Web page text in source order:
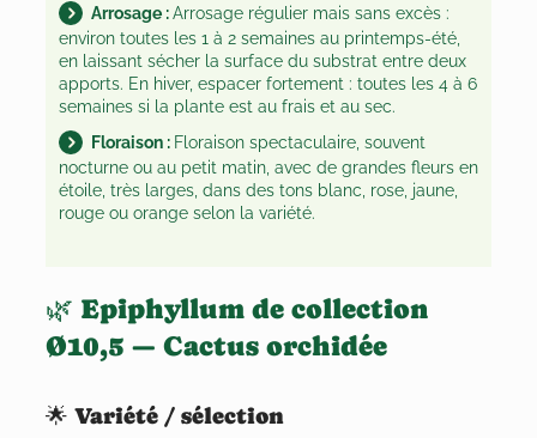
0
,
Arrosage :Arrosage régulier mais sans excès :
environ toutes les 1 à 2 semaines au printemps-été,
en laissant sécher la surface du substrat entre deux
apports. En hiver, espacer fortement : toutes les 4 à 6
semaines si la plante est au frais et au sec.
Floraison : Floraison spectaculaire, souvent
nocturne ou au petit matin, avec de grandes fleurs en
étoile, très larges, dans des tons blanc, rose, jaune,
rouge ou orange selon la variété.
🌿 Epiphyllum de collection
Ø10,5 — Cactus orchidée
🌟 Variété / sélection